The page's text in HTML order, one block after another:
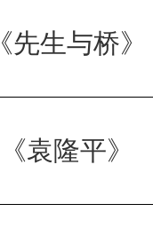
《先生与桥》
《袁隆平》